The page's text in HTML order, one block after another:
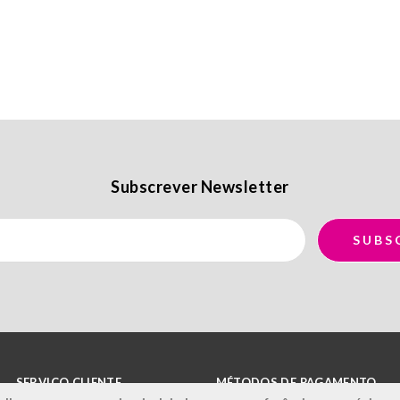
Subscrever Newsletter
SERVIÇO CLIENTE MÉTODOS DE PAGAMENTO